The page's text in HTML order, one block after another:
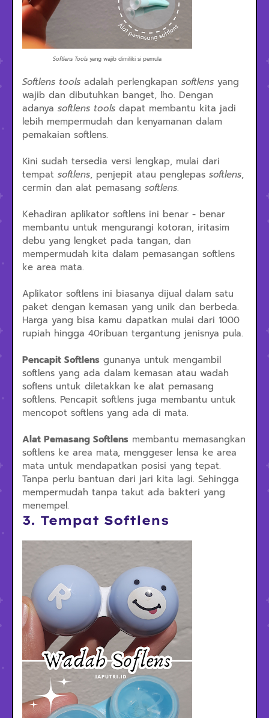
Softlens Tools yang wajib dimiliki si pemula
Softlens tools adalah perlengkapan softlens yang
wajib dan dibutuhkan banget, lho. Dengan
adanya softlens tools dapat membantu kita jadi
lebih mempermudah dan kenyamanan dalam
pemakaian softlens.
Kini sudah tersedia versi lengkap, mulai dari
tempat softlens, penjepit atau penglepas softlens,
cermin dan alat pemasang softlens.
Kehadiran aplikator softlens ini benar - benar
membantu untuk mengurangi kotoran, iritasim
debu yang lengket pada tangan, dan
mempermudah kita dalam pemasangan softlens
ke area mata.
Aplikator softlens ini biasanya dijual dalam satu
paket dengan kemasan yang unik dan berbeda.
Harga yang bisa kamu dapatkan mulai dari 1000
rupiah hingga 40ribuan tergantung jenisnya pula.
Pencapit Softlens gunanya untuk mengambil
softlens yang ada dalam kemasan atau wadah
soflens untuk diletakkan ke alat pemasang
softlens. Pencapit softlens juga membantu untuk
mencopot softlens yang ada di mata.
Alat Pemasang Softlens membantu memasangkan
softlens ke area mata, menggeser lensa ke area
mata untuk mendapatkan posisi yang tepat.
Tanpa perlu bantuan dari jari kita lagi. Sehingga
mempermudah tanpa takut ada bakteri yang
menempel.
3. Tempat Softlens